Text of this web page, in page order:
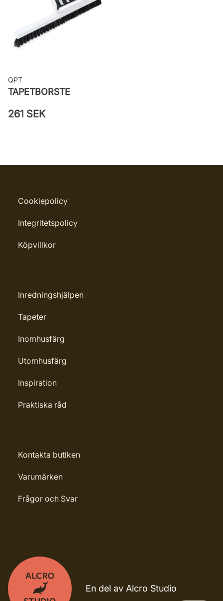
Leverantörens artikelnummer:
MISP1385
QPT
TAPETBORSTE
261 SEK
Cookiepolicy
Integritetspolicy
Köpvillkor
Inredningshjälpen
Tapeter
Inomhusfärg
Utomhusfärg
Inspiration
Praktiska råd
Kontakta butiken
Varumärken
Frågor och Svar
En del av Alcro Studio